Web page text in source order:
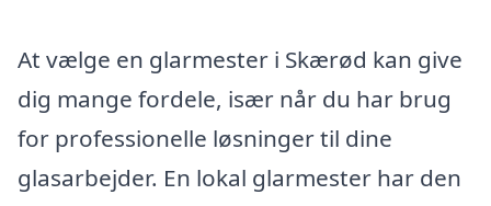
At vælge en glarmester i Skærød kan give
dig mange fordele, især når du har brug
for professionelle løsninger til dine
glasarbejder. En lokal glarmester har den